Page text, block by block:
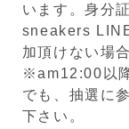
います。身分
sneakers
加頂けない場
※am12:00以
でも、抽選に
下さい。